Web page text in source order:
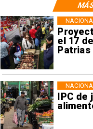
el 17
Patrias
IPC de